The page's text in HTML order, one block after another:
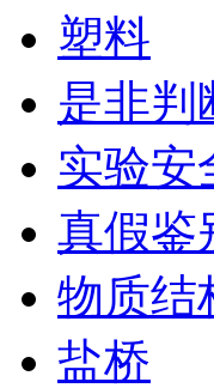
塑料
是非判
实验安
真假鉴
物质结
盐桥